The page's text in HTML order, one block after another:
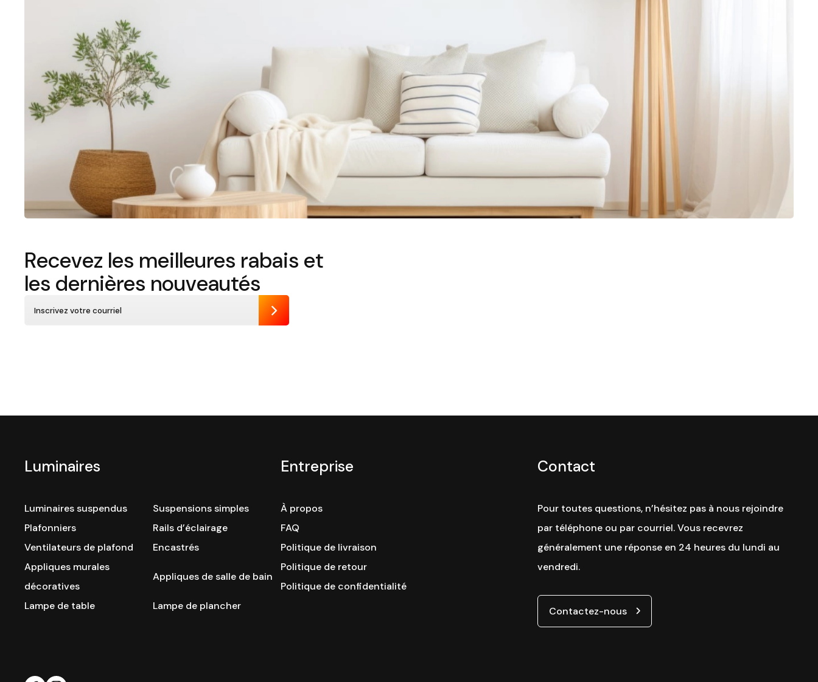
Recevez les meilleures rabais et
les dernières nouveautés
Envoyer
Luminaires
Luminaires suspendus
Suspensions simples
Plafonniers
Rails d’éclairage
Ventilateurs de plafond
Encastrés
Appliques murales
décoratives
Appliques de salle de bain
Lampe de table Lampe de plancher
Entreprise
À propos
FAQ
Politique de livraison
Politique de retour
Politique de confidentialité
Contact
Pour toutes questions, n’hésitez pas à nous rejoindre
par téléphone ou par courriel. Vous recevrez
généralement une réponse en 24 heures du lundi au
vendredi.
Contactez-nous